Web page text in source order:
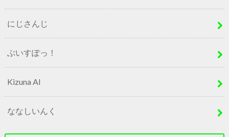
にじさんじ
ぶいすぽっ！
Kizuna AI
ななしいんく